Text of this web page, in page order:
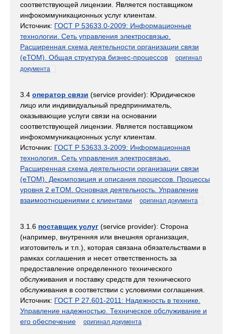
соответствующей лицензии. Является поставщиком
инфокоммуникационных услуг клиентам.
Источник: ГОСТ Р 53633.0-2009: Информационные
технологии. Сеть управления электросвязью.
Расширенная схема деятельности организации связи
(eТОМ). Общая структура бизнес-процессов
оригинал
документа
3.4 оператор связи (service provider): Юридическое
лицо или индивидуальный предприниматель,
оказывающие услуги связи на основании
соответствующей лицензии. Является поставщиком
инфокоммуникационных услуг клиентам.
Источник: ГОСТ Р 53633.3-2009: Информационная
технология. Сеть управления электросвязью.
Расширенная схема деятельности организации связи
(eТОМ). Декомпозиция и описания процессов. Процессы
уровня 2 eTOM. Основная деятельность. Управление
взаимоотношениями с клиентами
оригинал документа
3.1.6 поставщик услуг (service provider): Сторона
(например, внутренняя или внешняя организация,
изготовитель и т.п.), которая связана обязательствами в
рамках соглашения и несет ответственность за
предоставление определенного технического
обслуживания и поставку средств для технического
обслуживания в соответствии с условиями соглашения.
Источник: ГОСТ Р 27.601-2011: Надежность в технике.
Управление надежностью. Техническое обслуживание и
его обеспечение
оригинал документа